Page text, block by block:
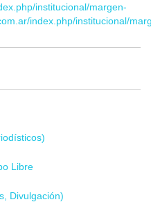
institucional/margen-
index.php/institucional/
Libre
Divulgación)